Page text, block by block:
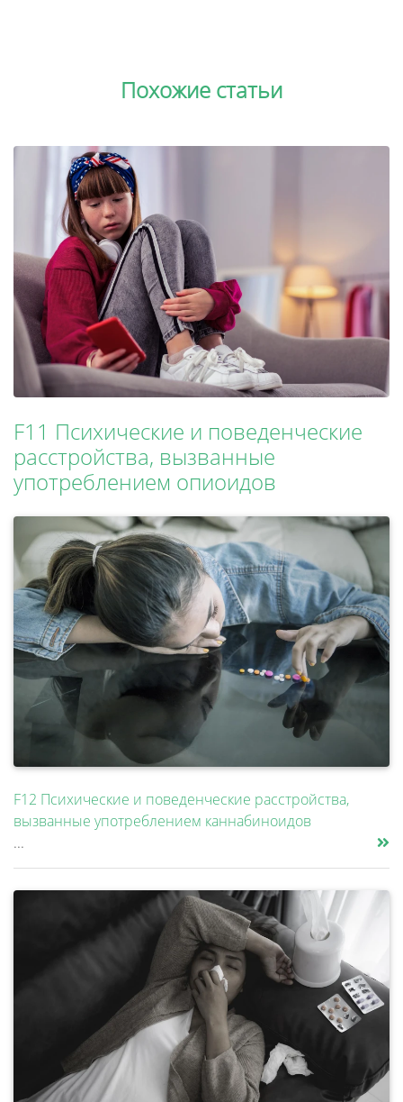
Похожие статьи
F11 Психические и поведенческие
расстройства, вызванные
употреблением опиоидов
F12 Психические и поведенческие расстройства,
вызванные употреблением каннабиноидов
...